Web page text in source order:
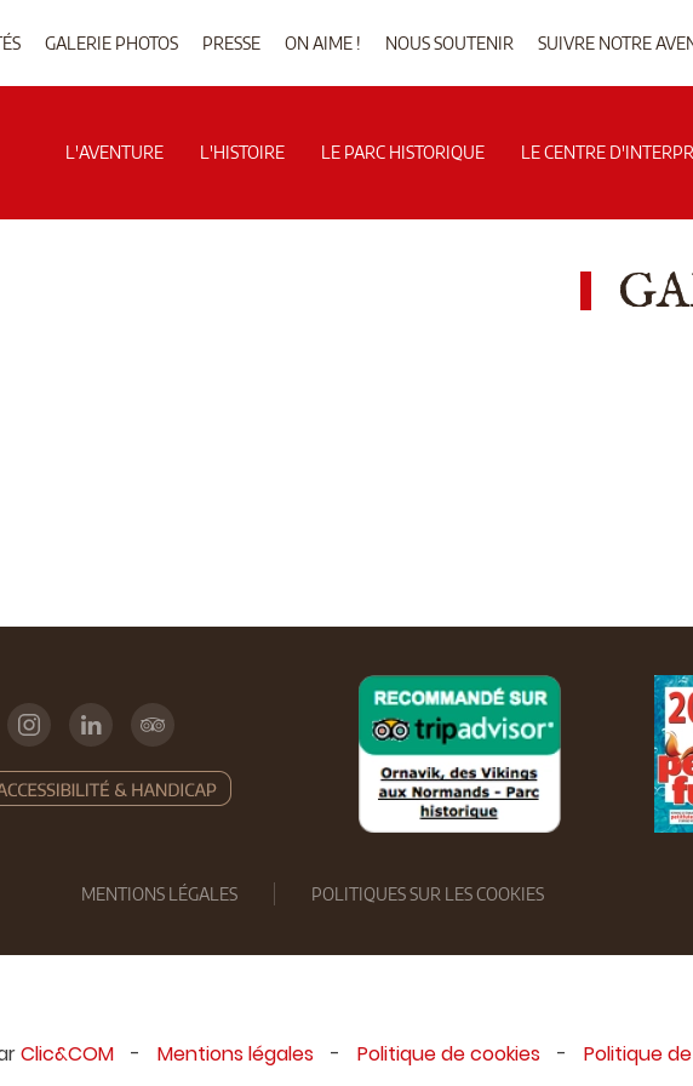
GALERIE PHOTOS PRESSE ON AIME ! NOUS SOUTENIR SUIVRE NOTRE
L'AVENTURE L'HISTOIRE LE PARC HISTORIQUE LE CENTRE
MENTIONS LÉGALES POLITIQUES SUR LES COOKIES
Clic&COM - Mentions légales - Politique de cookies - Politique